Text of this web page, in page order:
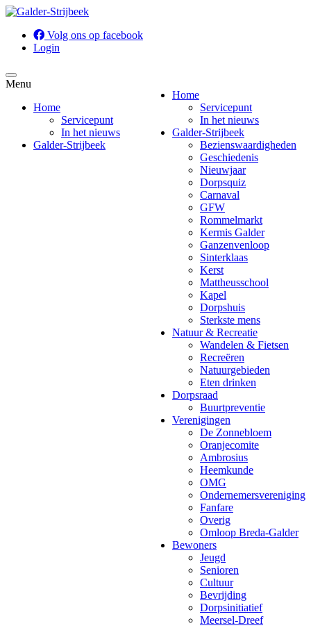
Volg ons op facebook
Login
Home
Servicepunt
In het nieuws
Galder-Strijbeek
Bezienswaardigheden
Geschiedenis
Nieuwjaar
Dorpsquiz
Carnaval
GFW
Rommelmarkt
Kermis Galder
Ganzenvenloop
Sinterklaas
Kerst
Mattheusschool
Kapel
Dorpshuis
Sterkste mens
Natuur & Recreatie
Wandelen & Fietsen
Recreëren
Natuurgebieden
Eten drinken
Dorpsraad
Buurtpreventie
Verenigingen
De Zonnebloem
Oranjecomite
Ambrosius
Heemkunde
OMG
Ondernemersvereniging
Fanfare
Overig
Omloop Breda-Galder
Bewoners
Jeugd
Senioren
Cultuur
Bevrijding
Dorpsinitiatief
Meersel-Dreef
Menu
Home
Servicepunt
In het nieuws
Galder-Strijbeek